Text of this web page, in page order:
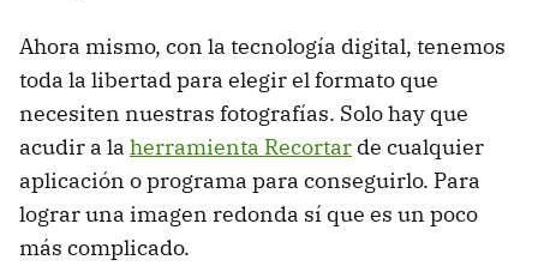
Ahora mismo, con la tecnología digital, tenemos
toda la libertad para elegir el formato que
necesiten nuestras fotografías. Solo hay que
acudir a la herramienta Recortar de cualquier
aplicación o programa para conseguirlo. Para
lograr una imagen redonda sí que es un poco
más complicado.